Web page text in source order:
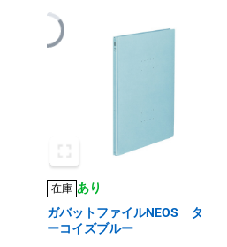
在庫 あり
ガバットファイルNEOS タ
ーコイズブルー